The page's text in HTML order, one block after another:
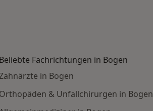
Beliebte Fachrichtungen in Bogen
in Bogen
Orthopäden & Unfallchirurgen in Bogen